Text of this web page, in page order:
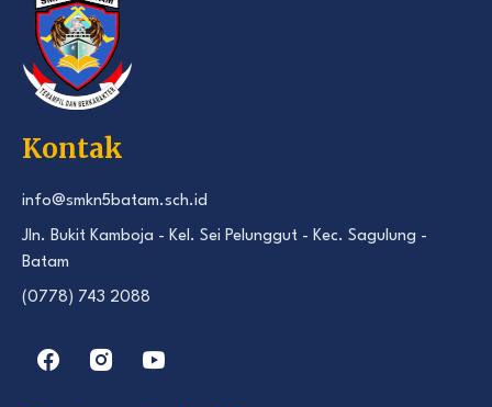
Kontak
info@smkn5batam.sch.id
Jln. Bukit Kamboja - Kel. Sei Pelunggut - Kec. Sagulung -
Batam
(0778) 743 2088